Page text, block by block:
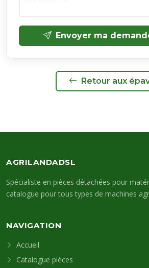
Envoyer ma
Retour aux
AGRILANDADSL
Spécialiste en pièces détachées pour
catalogue pour tous types de machines
NAVIGATION
Accueil
Catalogue pièces